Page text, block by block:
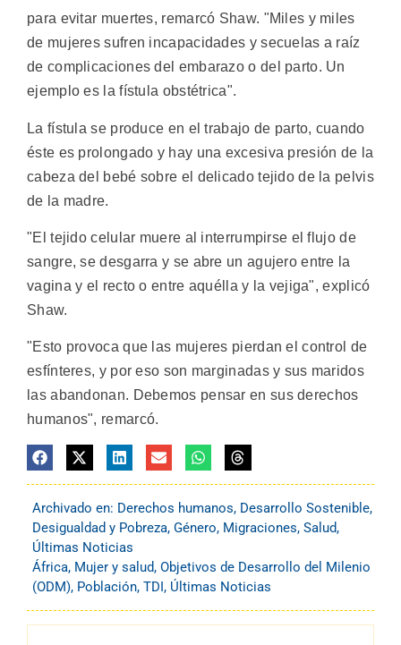
para evitar muertes, remarcó Shaw. "Miles y miles
de mujeres sufren incapacidades y secuelas a raíz
de complicaciones del embarazo o del parto. Un
ejemplo es la fístula obstétrica".
La fístula se produce en el trabajo de parto, cuando
éste es prolongado y hay una excesiva presión de la
cabeza del bebé sobre el delicado tejido de la pelvis
de la madre.
"El tejido celular muere al interrumpirse el flujo de
sangre, se desgarra y se abre un agujero entre la
vagina y el recto o entre aquélla y la vejiga", explicó
Shaw.
"Esto provoca que las mujeres pierdan el control de
esfínteres, y por eso son marginadas y sus maridos
las abandonan. Debemos pensar en sus derechos
humanos", remarcó.
Archivado en: Derechos humanos, Desarrollo Sostenible,
Desigualdad y Pobreza, Género, Migraciones, Salud,
Últimas Noticias
África, Mujer y salud, Objetivos de Desarrollo del Milenio
(ODM), Población, TDI, Últimas Noticias